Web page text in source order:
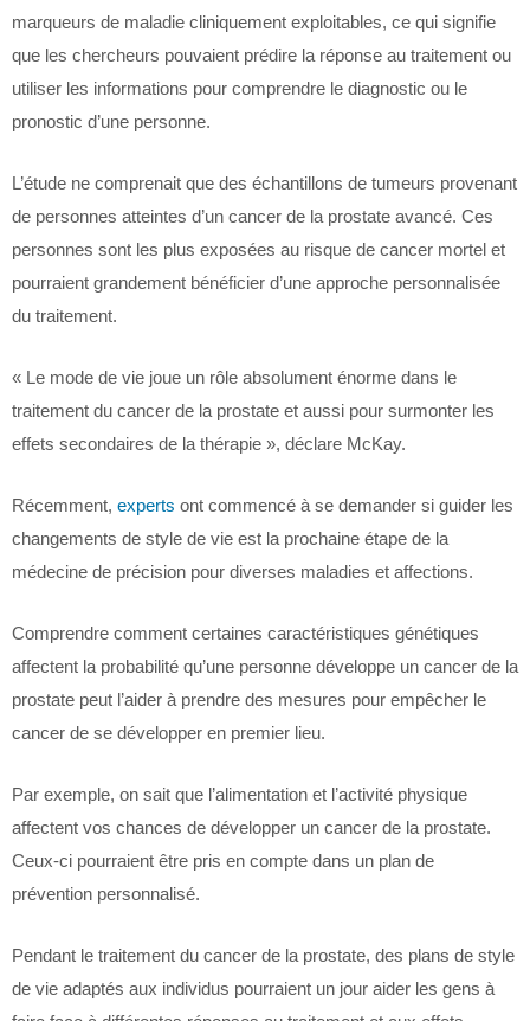
marqueurs de maladie cliniquement exploitables, ce qui signifie
que les chercheurs pouvaient prédire la réponse au traitement ou
utiliser les informations pour comprendre le diagnostic ou le
pronostic d’une personne.
L’étude ne comprenait que des échantillons de tumeurs provenant
de personnes atteintes d’un cancer de la prostate avancé. Ces
personnes sont les plus exposées au risque de cancer mortel et
pourraient grandement bénéficier d’une approche personnalisée
du traitement.
« Le mode de vie joue un rôle absolument énorme dans le
traitement du cancer de la prostate et aussi pour surmonter les
effets secondaires de la thérapie », déclare McKay.
Récemment, experts ont commencé à se demander si guider les
changements de style de vie est la prochaine étape de la
médecine de précision pour diverses maladies et affections.
Comprendre comment certaines caractéristiques génétiques
affectent la probabilité qu’une personne développe un cancer de la
prostate peut l’aider à prendre des mesures pour empêcher le
cancer de se développer en premier lieu.
Par exemple, on sait que l’alimentation et l’activité physique
affectent vos chances de développer un cancer de la prostate.
Ceux-ci pourraient être pris en compte dans un plan de
prévention personnalisé.
Pendant le traitement du cancer de la prostate, des plans de style
de vie adaptés aux individus pourraient un jour aider les gens à